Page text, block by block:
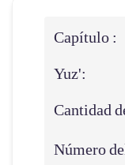
Capítulo :
Yuz':
Cantidad
Número